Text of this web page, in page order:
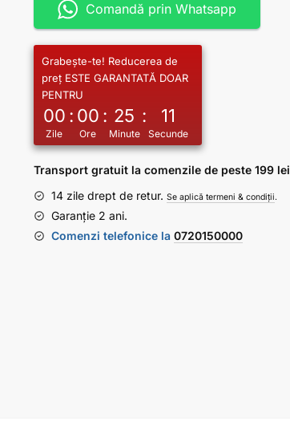
Comandă prin Whatsapp
Grabește-te! Reducerea de
preț ESTE GARANTATĂ DOAR
PENTRU
00
Zile
: 00
Ore
: 25
Minute
: 10
Secunde
Transport gratuit la comenzile de peste 199 lei
14 zile drept de retur. Se aplică termeni & condiții.
Garanție 2 ani.
Comenzi telefonice la 0720150000